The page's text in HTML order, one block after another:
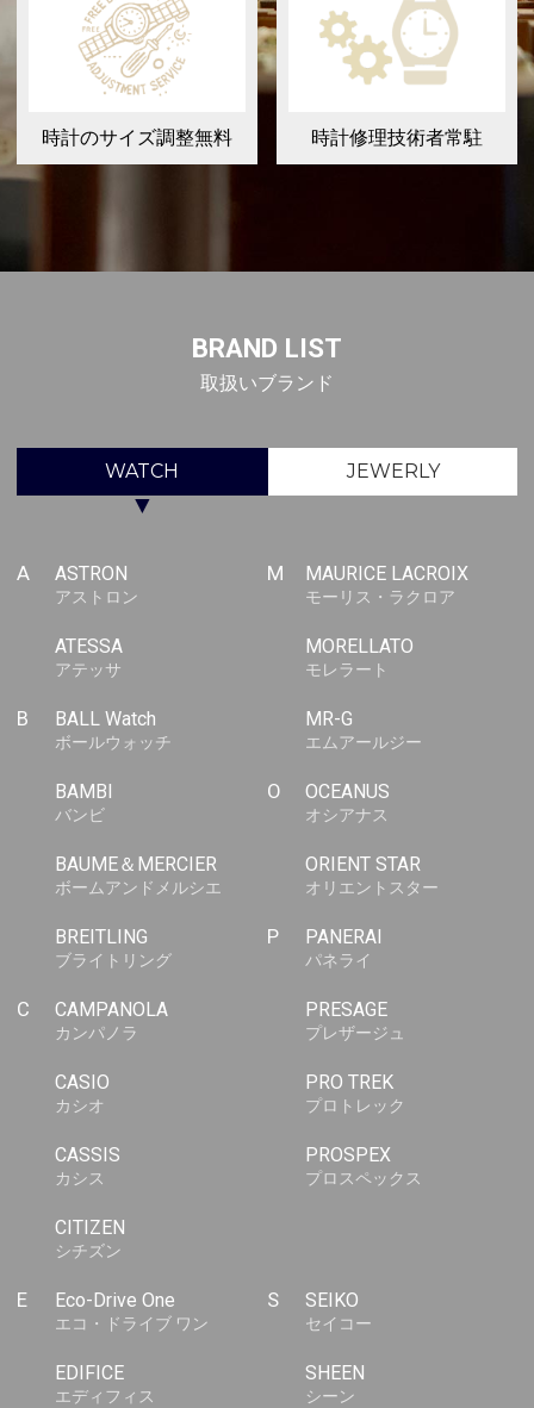
時計のサイズ調整無料 時計修理技術者常駐
BRAND LIST
取扱いブランド
WATCH JEWERLY
▼
A ASTRON
アストロン
ATESSA
アテッサ
B BALL Watch
ボールウォッチ
BAMBI
バンビ
BAUME＆MERCIER
ボームアンドメルシエ
BREITLING
ブライトリング
C CAMPANOLA
カンパノラ
CASIO
カシオ
CASSIS
カシス
CITIZEN
シチズン
E Eco-Drive One
エコ・ドライブ ワン
EDIFICE
エディフィス
M MAURICE LACROIX
モーリス・ラクロア
MORELLATO
モレラート
MR-G
エムアールジー
O OCEANUS
オシアナス
ORIENT STAR
オリエントスター
P PANERAI
パネライ
PRESAGE
プレザージュ
PRO TREK
プロトレック
PROSPEX
プロスペックス
S SEIKO
セイコー
SHEEN
シーン